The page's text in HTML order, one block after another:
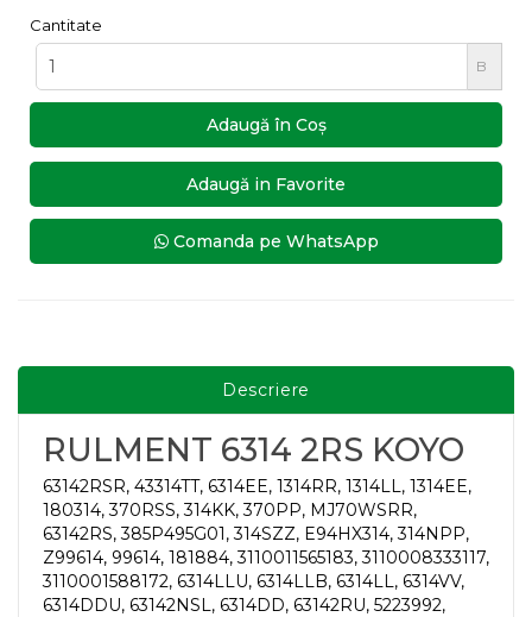
Cantitate
B
Adaugă în Coş
Adaugă in Favorite
Comanda pe WhatsApp
Descriere
RULMENT 6314 2RS KOYO
63142RSR, 43314TT, 6314EE, 1314RR, 1314LL, 1314EE,
180314, 370RSS, 314KK, 370PP, MJ70WSRR,
63142RS, 385P495G01, 314SZZ, E94HX314, 314NPP,
Z99614, 99614, 181884, 3110011565183, 3110008333117,
3110001588172, 6314LLU, 6314LLB, 6314LL, 6314VV,
6314DDU, 63142NSL, 6314DD, 63142RU, 5223992,